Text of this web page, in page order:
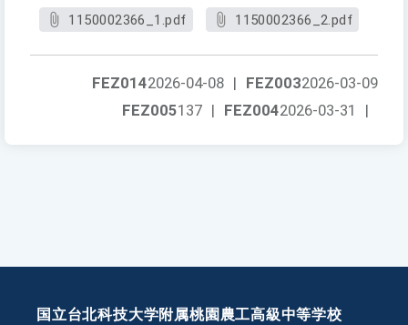
1150002366_1.pdf 1150002366_2.pdf
FEZ0032026-03-09
FEZ0142026-04-08 |
FEZ0042026-03-31 |
FEZ005137 |
国立台北科技大学附属桃園農工高級中等学校